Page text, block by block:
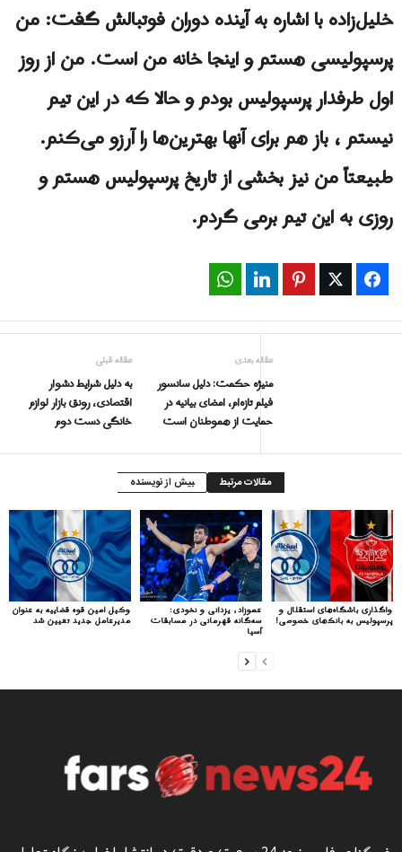
خلیل‌زاده با اشاره به آینده دوران فوتبالش گفت: من
پرسپولیسى هستم و اینجا خانه من است. من از روز
اول طرفدار پرسپولیس بودم و حالا که در این تیم
نیستم ، باز هم برای آنها بهترین‌ها را آرزو می‌کنم.
طبیعتاً من نیز بخشی از تاریخ پرسپولیس هستم و
روزی به این تیم برمی گردم.
Facebook
Twitter
Pinterest
LinkedIn
مقاله قبلی
به دلیل شرایط دشوار
اقتصادی، رونق بازار لوازم
خانگی دست دوم
مقاله بعدی
منیژه حکمت: دلیل سانسور
فیلم تازه‌ام، امضای بیانیه در
حمایت از هموطنان است
مقالات مرتبط بیش از نویسنده
وکیل امین قوه قضاییه به عنوان
مدیرعامل جدید تعیین شد
عموزاد، یزدانی و نخودی:
سه‌گانه قهرمانی در مسابقات
آسیا
واگذاری باشگاه‌های استقلال و
پرسپولیس به بانک‌های خصوصی!